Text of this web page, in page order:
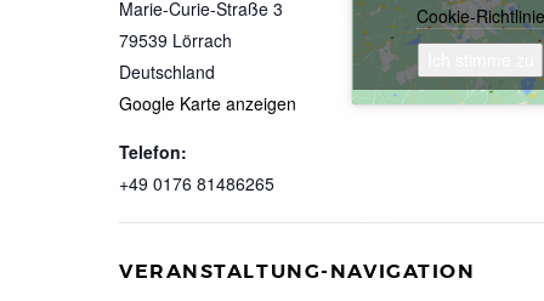
Marie-Curie-Straße 3
79539 Lörrach
Deutschland
Google Karte anzeigen
Telefon:
+49 0176 81486265
Cookie-Richtlinie
VERANSTALTUNG-NAVIGATION